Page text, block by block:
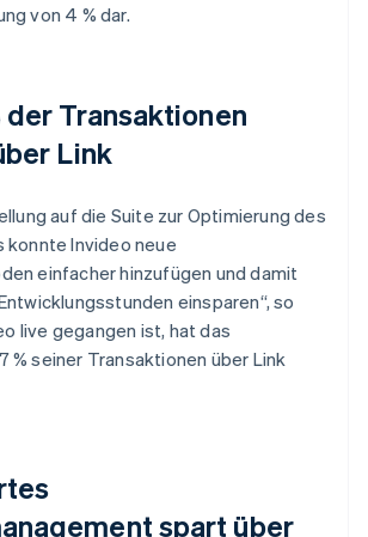
von 4 % dar.
der Transaktionen
Link
auf die Suite zur Optimierung des
konnte Invideo neue
einfacher hinzufügen und damit
einsparen“, so
live gegangen ist, hat das
% seiner Transaktionen über Link
spart über